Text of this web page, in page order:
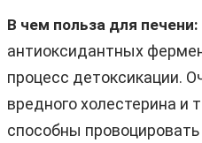
В чем польза для печени:
антиоксидантных
процесс детоксикации.
вредного холестерина и
способны